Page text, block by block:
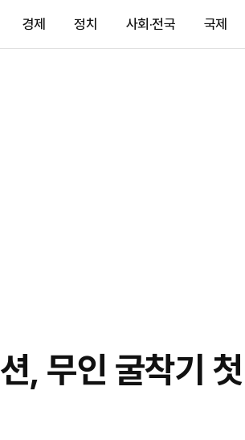
경제 정치 사회·전국 국제
, 무인 굴착기